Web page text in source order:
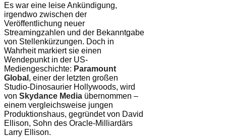
Es war eine leise Ankündigung,
irgendwo zwischen der
Veröffentlichung neuer
Streamingzahlen und der Bekanntgabe
von Stellenkürzungen. Doch in
Wahrheit markiert sie einen
Wendepunkt in der US-
Mediengeschichte: Paramount
Global , einer der letzten großen
Studio-Dinosaurier Hollywoods, wird
von Skydance Media übernommen –
einem vergleichsweise jungen
Produktionshaus, gegründet von David
Ellison, Sohn des Oracle-Milliardärs
Larry Ellison.